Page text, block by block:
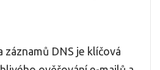
záznamů DNS je klíčová